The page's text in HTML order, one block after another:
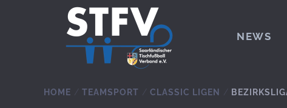
Zum Hauptinhalt springen
NEWS
HOME TEAMSPORT CLASSIC LIGEN